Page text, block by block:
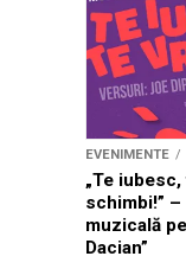
EVENIMENTE
„Te
schimbi!”
muzicală
Dacian”